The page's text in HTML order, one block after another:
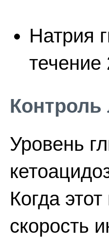
Натрия
Контроль
Уровень
Когда
скорость